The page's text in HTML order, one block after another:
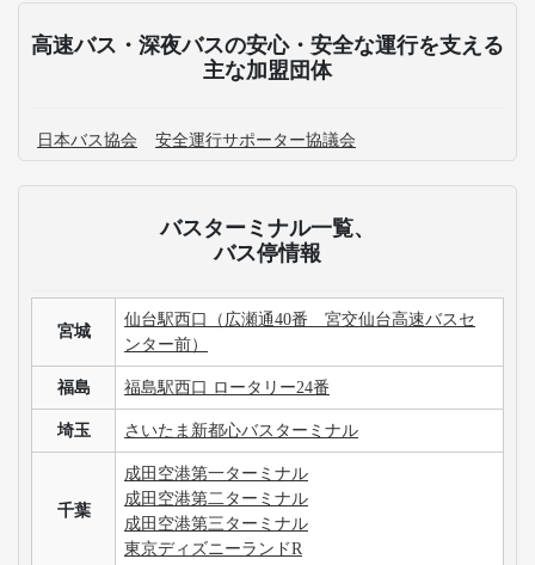
高速バス・深夜バスの安心・安全な運行を支える
主な加盟団体
日本バス協会 安全運行サポーター協議会
バスターミナル一覧、
バス停情報
宮城
仙台駅西口（広瀬通40番 宮交仙台高速バスセ
ンター前）
福島 福島駅西口 ロータリー24番
埼玉 さいたま新都心バスターミナル
千葉
成田空港第一ターミナル
成田空港第二ターミナル
成田空港第三ターミナル
東京ディズニーランドR